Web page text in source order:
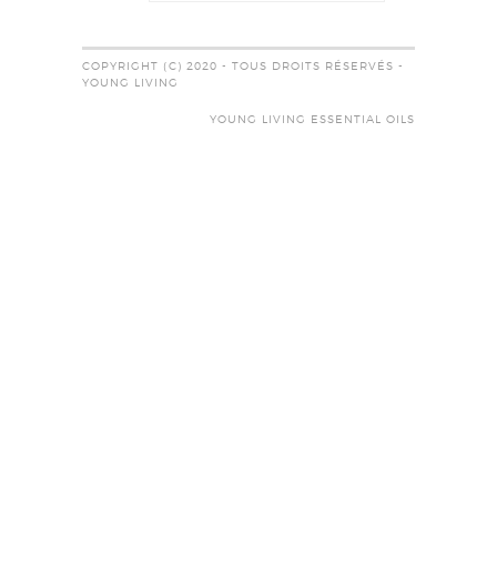
COPYRIGHT (C) 2020 - TOUS DROITS RÉSERVÉS -
YOUNG LIVING
YOUNG LIVING ESSENTIAL OILS